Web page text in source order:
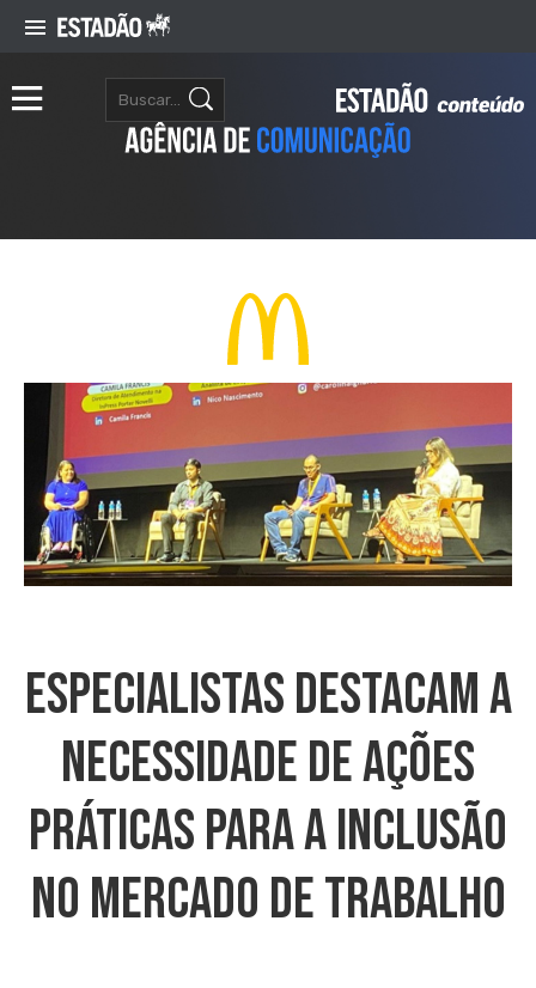
Especialistas Destacam A
Necessidade De Ações
Práticas Para A Inclusão
No Mercado De Trabalho